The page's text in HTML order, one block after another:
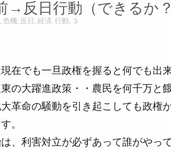
→反日行動（できるか
, 危機, 反日 , 経済, 行動, ３
在でも一旦政権を握ると何でも出
の大躍進政策・・農民を何千万と
革命の騒動を引き起こしても政権
。
、利害対立が必ずあって誰がやっ